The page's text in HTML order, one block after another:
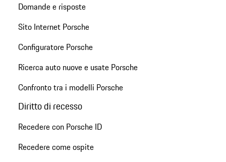
Domande e risposte
Sito Internet Porsche
Configuratore Porsche
Ricerca auto nuove e usate Porsche
Confronto tra i modelli Porsche
Diritto di recesso
Recedere con Porsche ID
Recedere come ospite